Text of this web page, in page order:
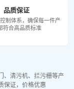
品质保证
制体系，确保每一件产
符合高品质标准
、清污机、拦污栅等产
保证，价格优惠